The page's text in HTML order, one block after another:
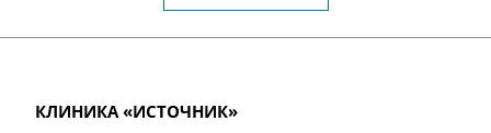
КЛИНИКА «ИСТОЧНИК»